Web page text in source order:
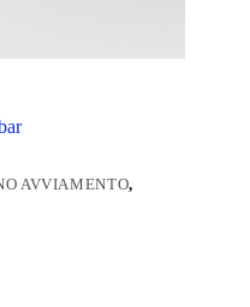
AVVIAMENTO,